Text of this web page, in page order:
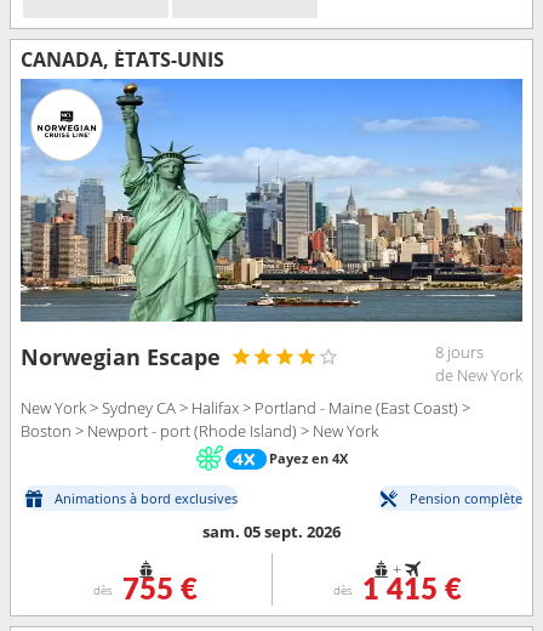
CANADA, ÉTATS-UNIS
Norwegian Escape
8 jours
de New York
New York > Sydney CA > Halifax > Portland - Maine (East Coast) >
Boston > Newport - port (Rhode Island) > New York
Payez en 4X
Animations à bord exclusives Pension complète
sam. 05 sept. 2026
dès 755 €
+
dès 1 415 €